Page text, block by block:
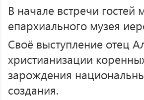
В начале встречи
епархиального музея
Своё выступление отец
христианизации
зарождения
создания.